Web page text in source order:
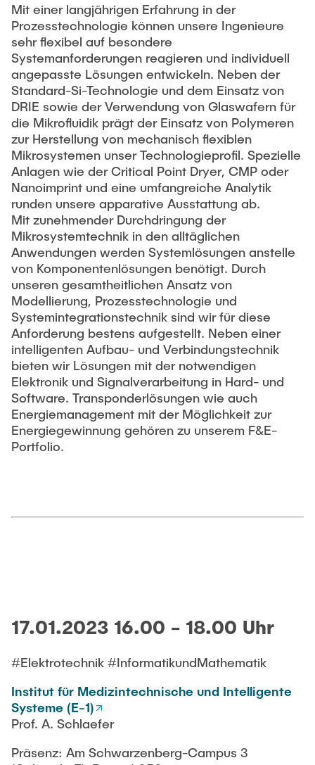
Mit einer langjährigen Erfahrung in der
Prozesstechnologie können unsere Ingenieure
sehr flexibel auf besondere
Systemanforderungen reagieren und individuell
angepasste Lösungen entwickeln. Neben der
Standard-Si-Technologie und dem Einsatz von
DRIE sowie der Verwendung von Glaswafern für
die Mikrofluidik prägt der Einsatz von Polymeren
zur Herstellung von mechanisch flexiblen
Mikrosystemen unser Technologieprofil. Spezielle
Anlagen wie der Critical Point Dryer, CMP oder
Nanoimprint und eine umfangreiche Analytik
runden unsere apparative Ausstattung ab.
Mit zunehmender Durchdringung der
Mikrosystemtechnik in den alltäglichen
Anwendungen werden Systemlösungen anstelle
von Komponentenlösungen benötigt. Durch
unseren gesamtheitlichen Ansatz von
Modellierung, Prozesstechnologie und
Systemintegrationstechnik sind wir für diese
Anforderung bestens aufgestellt. Neben einer
intelligenten Aufbau- und Verbindungstechnik
bieten wir Lösungen mit der notwendigen
Elektronik und Signalverarbeitung in Hard- und
Software. Transponderlösungen wie auch
Energiemanagement mit der Möglichkeit zur
Energiegewinnung gehören zu unserem F&E-
Portfolio.
17.01.2023 16.00 - 18.00 Uhr
#Elektrotechnik #InformatikundMathematik
Institut für Medizintechnische und Intelligente
Systeme (E-1)
Prof. A. Schlaefer
Präsenz: Am Schwarzenberg-Campus 3